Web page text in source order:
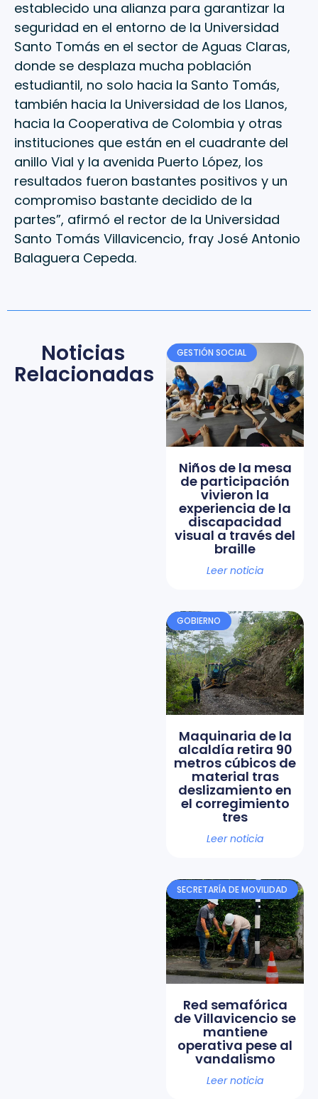
establecido una alianza para garantizar la
seguridad en el entorno de la Universidad
Santo Tomás en el sector de Aguas Claras,
donde se desplaza mucha población
estudiantil, no solo hacia la Santo Tomás,
también hacia la Universidad de los Llanos,
hacia la Cooperativa de Colombia y otras
instituciones que están en el cuadrante del
anillo Vial y la avenida Puerto López, los
resultados fueron bastantes positivos y un
compromiso bastante decidido de la
partes”, afirmó el rector de la Universidad
Santo Tomás Villavicencio, fray José Antonio
Balaguera Cepeda.
Noticias
Relacionadas
GESTIÓN SOCIAL
Niños de la mesa
de participación
vivieron la
experiencia de la
discapacidad
visual a través del
braille
Leer noticia
GOBIERNO
Maquinaria de la
alcaldía retira 90
metros cúbicos de
material tras
deslizamiento en
el corregimiento
tres
Leer noticia
SECRETARÍA DE MOVILIDAD
Red semafórica
de Villavicencio se
mantiene
operativa pese al
vandalismo
Leer noticia